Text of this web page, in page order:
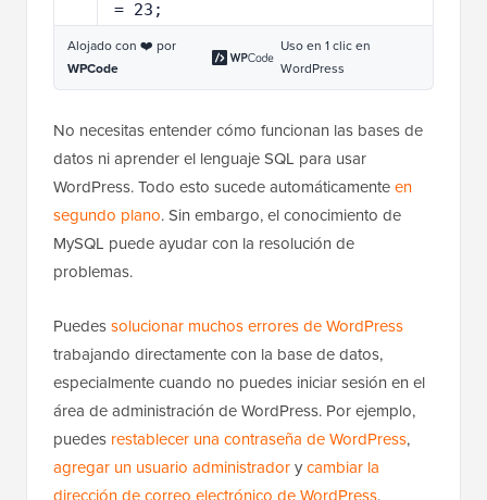
= 23;
Alojado con ❤️ por
WPCode
Uso en 1 clic en
WordPress
No necesitas entender cómo funcionan las bases de
datos ni aprender el lenguaje SQL para usar
WordPress. Todo esto sucede automáticamenteen
segundo plano. Sin embargo, el conocimiento de
MySQL puede ayudar con la resolución de
Puedessolucionar muchos errores de WordPress
trabajando directamente con la base de datos,
especialmente cuando no puedes iniciar sesión en el
área de administración de WordPress. Por ejemplo,
puedes restablecer una contraseña de WordPress
agregar un usuario administradorycambiar la